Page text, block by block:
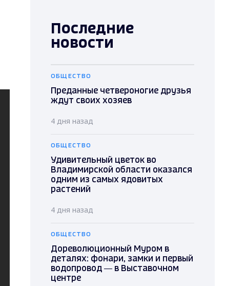
Последние
новости
ОБЩЕСТВО
Преданные четвероногие друзья
ждут своих хозяев
4 дня назад
ОБЩЕСТВО
Удивительный цветок во
Владимирской области оказался
одним из самых ядовитых
растений
4 дня назад
ОБЩЕСТВО
Дореволюционный Муром в
деталях: фонари, замки и первый
водопровод — в Выставочном
центре